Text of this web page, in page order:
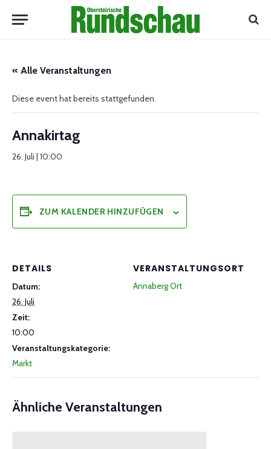
« Alle Veranstaltungen
Diese event hat bereits stattgefunden.
Annakirtag
26. Juli | 10:00
ZUM KALENDER HINZUFÜGEN
DETAILS
Datum:
26. Juli
Zeit:
10:00
Veranstaltungskategorie:
Markt
VERANSTALTUNGSORT
Annaberg Ort
Ähnliche Veranstaltungen